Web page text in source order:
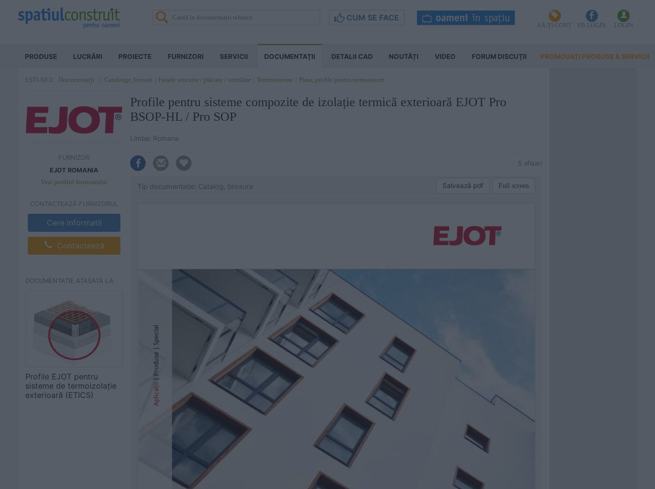
CUM SE FACE
FĂ-ȚI CONT FB LOGIN LOGIN
PRODUSE LUCRĂRI PROIECTE FURNIZORI SERVICII DOCUMENTAŢII DETALII CAD NOUTĂȚI VIDEO FORUM DISCUŢII PROMOVAȚI PRODUSE & SERVICII
EȘTI AICI: Documentații Cataloage, brosuri Fatade tencuite / placate / ventilate Termosisteme Plasa, profile pentru termosistem
FURNIZOR
EJOT ROMANIA
Vezi profilul furnizorului
CONTACTEAZĂ FURNIZORUL
Cere informatii
Contactează
DOCUMENTATIE ATASATA LA
Profile EJOT pentru
sisteme de termoizolație
exterioară (ETICS)
Profile pentru sisteme compozite de izolație termică exterioară EJOT Pro
BSOP-HL / Pro SOP
Limba: Romana
5 afisari
Tip documentatie: Catalog, brosura Salvează pdf Full screen